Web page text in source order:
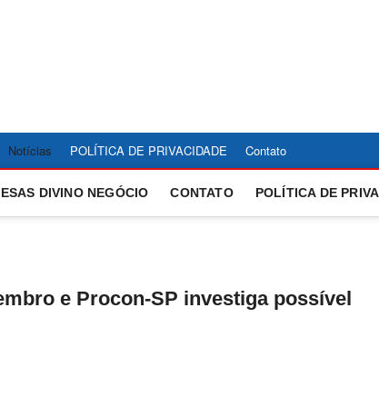
Notícias POLÍTICA DE PRIVACIDADE Contato
DIVINO NEGÓCIO CONTATO POLÍTICA DE
e Procon-SP investiga possível